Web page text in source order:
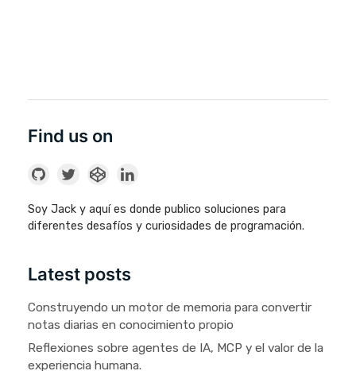
Find us on
Soy Jack y aquí es donde publico soluciones para
diferentes desafíos y curiosidades de programación.
Latest posts
Construyendo un motor de memoria para convertir
notas diarias en conocimiento propio
Reflexiones sobre agentes de IA, MCP y el valor de la
experiencia humana.